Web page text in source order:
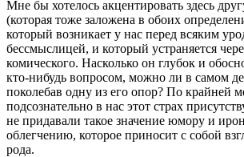
Мне бы хотелось акцентировать здесь
(которая тоже заложена в обоих
который возникает у нас перед всяким
бессмыслицей, и который устраняется
комического. Насколько он глубок и
кто-нибудь вопросом, можно ли в самом
поколебав одну из его опор? По крайней
подсознательно в нас этот страх
не придавали такое значение юмору и
облегчению, которое приносит с собой
рода.